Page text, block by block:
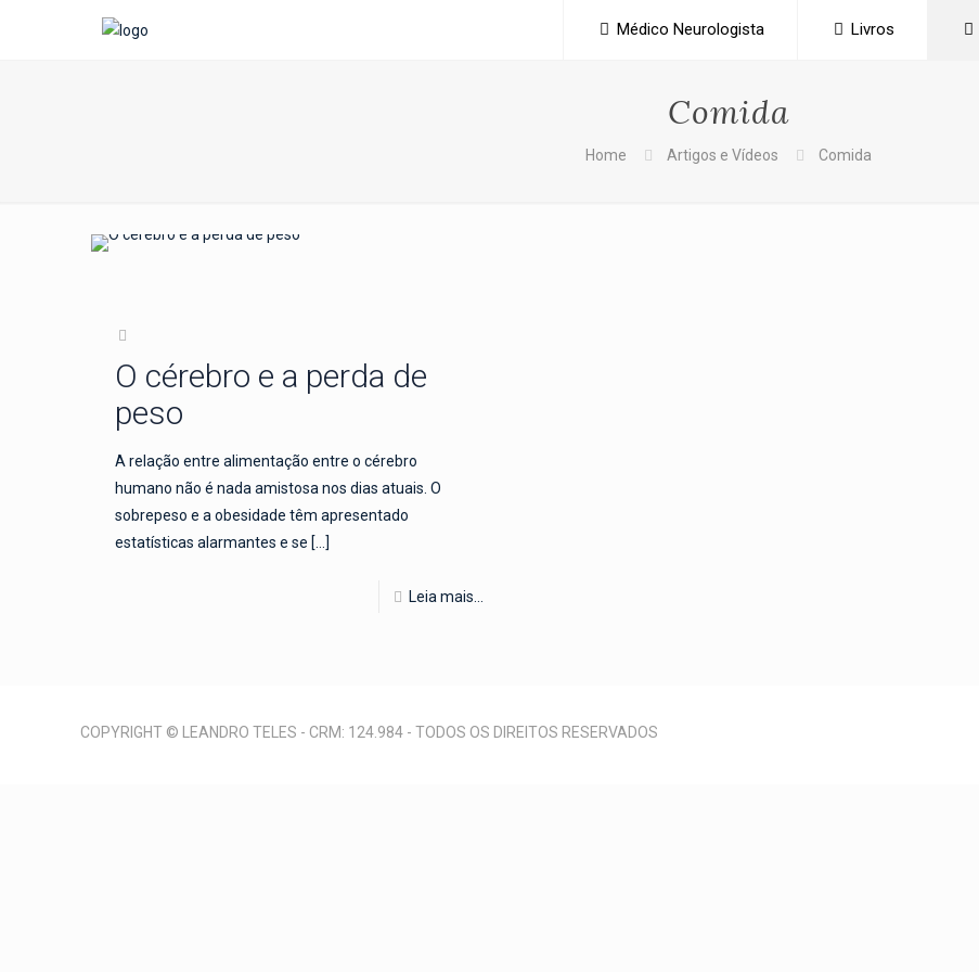
Médico Neurologista Livros
Comida
Home Artigos e Vídeos Comida
O cérebro e a perda de
peso
A relação entre alimentação entre o cérebro
humano não é nada amistosa nos dias atuais. O
sobrepeso e a obesidade têm apresentado
estatísticas alarmantes e se […]
Leia mais...
COPYRIGHT © LEANDRO TELES - CRM: 124.984 - TODOS OS DIREITOS RESERVADOS